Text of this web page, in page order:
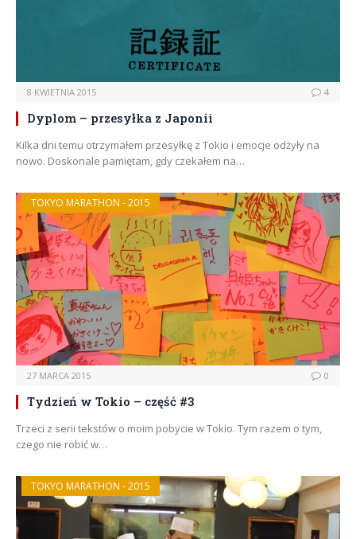
8 KWIETNIA 2015 4
Dyplom – przesyłka z Japonii
Kilka dni temu otrzymałem przesyłkę z Tokio i emocje odżyły na
nowo. Doskonale pamiętam, gdy czekałem na…
TOKYO MARATHON - 2015
27 MARCA 2015 0
Tydzień w Tokio – część #3
Trzeci z serii tekstów o moim pobycie w Tokio. Tym razem o tym,
czego nie robić w…
TOKYO MARATHON - 2015